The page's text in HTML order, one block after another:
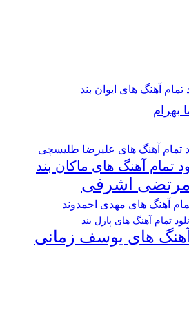
تمام آهنگ های ایوان بند
بهرام
تمام آهنگ های علیرضا طلیسچی
تمام آهنگ های ماکان بند
مرتضی اشرفی
تمام آهنگ های مهدی احمدوند
تمام آهنگ های پازل بند
آهنگ های یوسف زمانی